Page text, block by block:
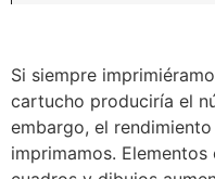
Si siempre
cartucho produciría el
embargo, el
imprimamos.